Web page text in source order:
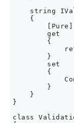
string
    {
        [Pure]
        get
        {
        }
        set
        {
        }
    }
}
class